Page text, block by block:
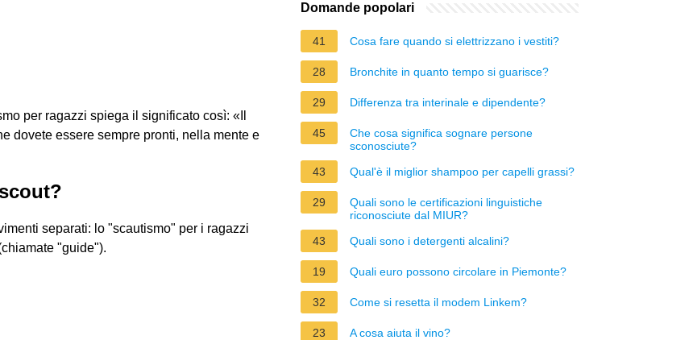
per ragazzi spiega il significato così: «Il
dovete essere sempre pronti, nella mente e
separati: lo "scautismo" per i ragazzi
"guide").
Domande popolari
41 Cosa fare quando si elettrizzano i vestiti?
28 Bronchite in quanto tempo si guarisce?
29 Differenza tra interinale e dipendente?
45
Che cosa significa sognare persone
sconosciute?
43
Qual'è il miglior shampoo per capelli grassi?
29
Quali sono le certificazioni linguistiche
riconosciute dal MIUR?
43
Quali sono i detergenti alcalini?
19 Quali euro possono circolare in Piemonte?
32 Come si resetta il modem Linkem?
23 A cosa aiuta il vino?